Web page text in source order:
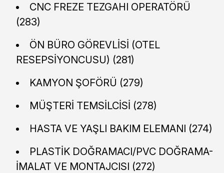
CNC FREZE TEZGAHI OPERATÖRÜ
(283)
ÖN BÜRO GÖREVLİSİ (OTEL
RESEPSİYONCUSU) (281)
KAMYON ŞOFÖRÜ (279)
MÜŞTERİ TEMSİLCİSİ (278)
HASTA VE YAŞLI BAKIM ELEMANI (274)
PLASTİK DOĞRAMACI/PVC DOĞRAMA-
İMALAT VE MONTAJCISI (272)